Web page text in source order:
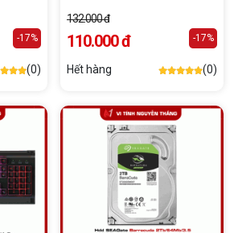
-17%
(0)
132.000 đ
110.000 đ -17%
Hết hàng (0)